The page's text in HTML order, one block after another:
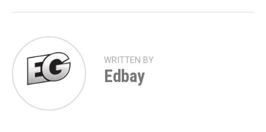
WRITTEN BY
Edbay